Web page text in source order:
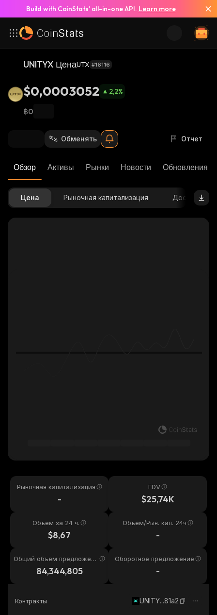
Build with CoinStats’ all-in-one API. Learn more
UNITYX ЦенаUTX #16116
$0,0003052 2,2%
฿0
Обменять Отчет
Обзор Активы Рынки Новости Обновления
Цена Рыночная капитализация Доступное
Рыночная капитализация
-
FDV
$25,74K
Объем за 24 ч.
$8,67
Объем/Рын. кап. 24ч
-
Общий объем предложени
84,344,805
Оборотное предложение
-
Контракты UNITY...81a2